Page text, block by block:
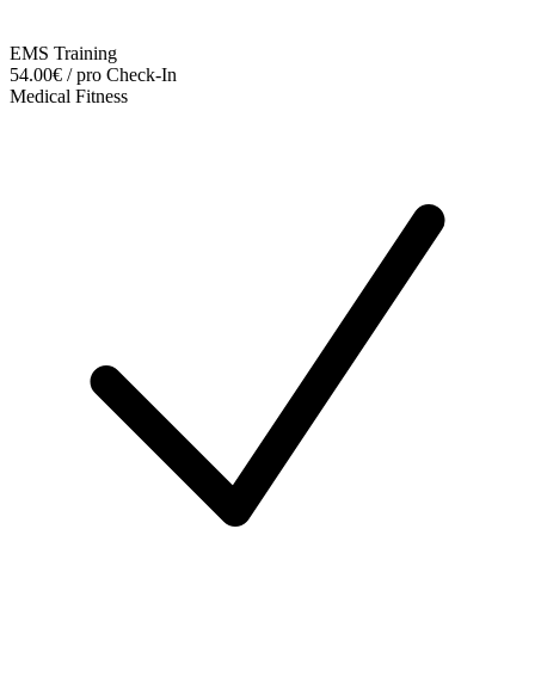
EMS Training
54.00€ / pro Check-In
Medical Fitness